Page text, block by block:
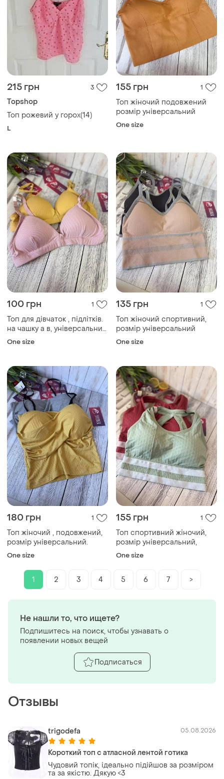
215 грн 3
Topshop
Топ рожевий у горох(14)
L
155 грн 1
Топ жіночий подовжений
розмір універсальний
One size
100 грн 1
Топ для дівчаток , підлітків.
на чашку а в, універсальний
розмір
One size
135 грн 1
Топ жіночий спортивний,
розмір універсальний
One size
180 грн 1
Топ жіночий , подовжений,
розмір універсальний.
One size
155 грн 1
Топ спортивний жіночий,
розмір універсальний,
One size
1 2 3 4 5 6 7 >
Отзывы
trigodefa 05.08.2026
Короткий топ с атласной лентой готика
Чудовий топік, ідеально підійшов за розміром
та за якістю. Дякую <3
Не нашли то, что ищете?
Подпишитесь на поиск, чтобы узнавать о
появлении новых вещей
Подписаться